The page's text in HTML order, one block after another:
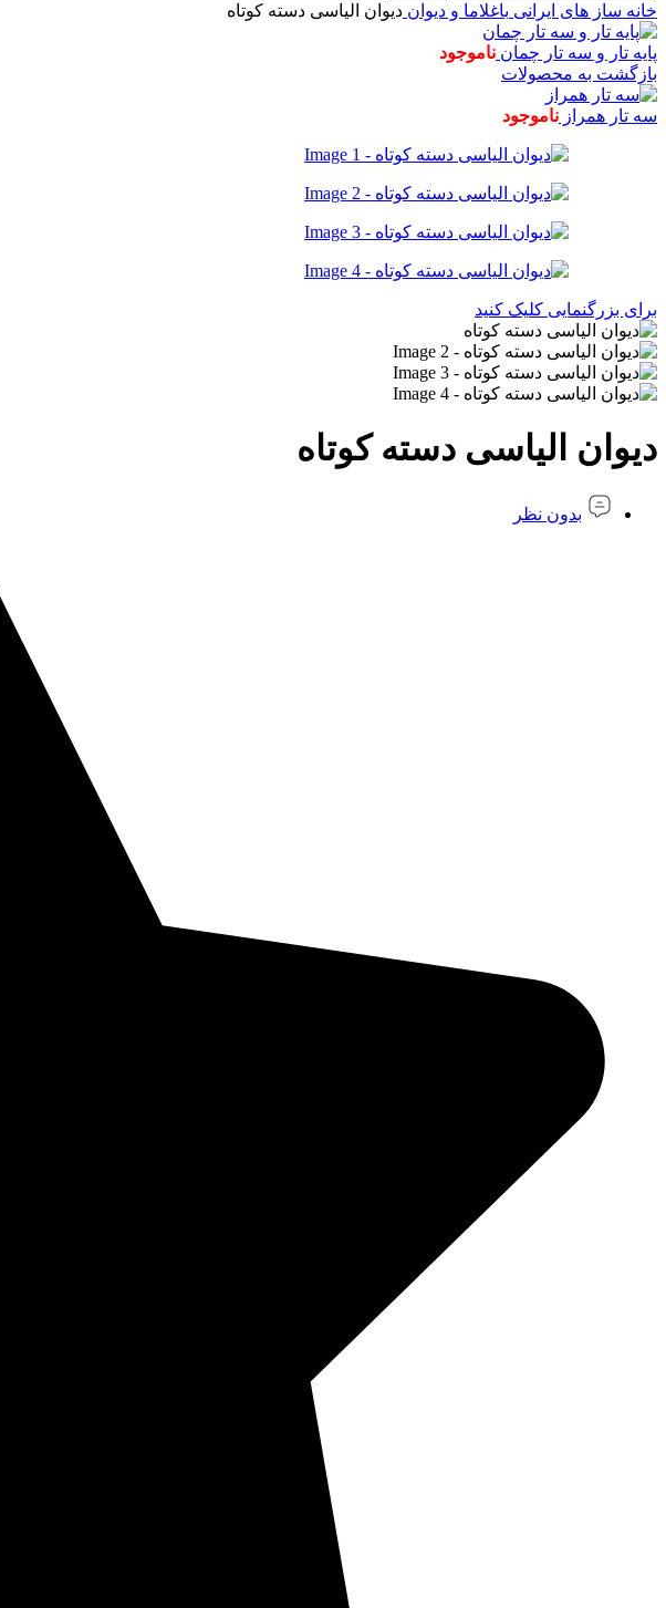
خانه ساز های ایرانی باغلاما و دیوان دیوان الیاسی دسته کوتاه
پایه تار و سه تار چمان ناموجود
بازگشت به محصولات
سه تار همراز ناموجود
برای بزرگنمایی کلیک کنید
دیوان الیاسی دسته کوتاه
بدون نظر